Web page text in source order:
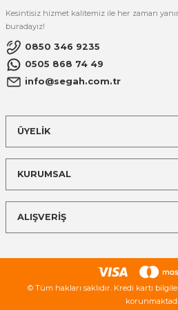
Kesintisiz hizmet kalitemiz ile her zaman
buradayız!
0850 346 9235
0505 868 74 49
info@segah.com.tr
ÜYELİK
KURUMSAL
ALIŞVERİŞ
© Tüm hakları saklıdır. Kredi kartı